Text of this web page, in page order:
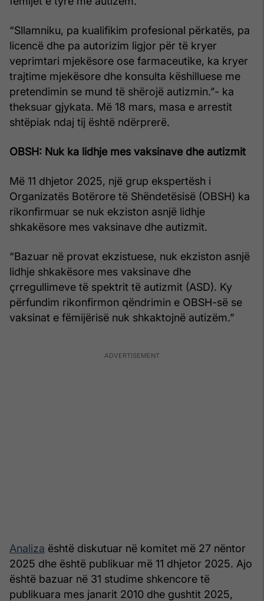
“Sllamniku, pa kualifikim profesional përkatës, pa
licencë dhe pa autorizim ligjor për të kryer
veprimtari mjekësore ose farmaceutike, ka kryer
trajtime mjekësore dhe konsulta këshilluese me
pretendimin se mund të shërojë autizmin.”- ka
theksuar gjykata. Më 18 mars, masa e arrestit
shtëpiak ndaj tij është ndërprerë.
OBSH: Nuk ka lidhje mes vaksinave dhe autizmit
Më 11 dhjetor 2025, një grup ekspertësh i
Organizatës Botërore të Shëndetësisë (OBSH) ka
rikonfirmuar se nuk ekziston asnjë lidhje
shkakësore mes vaksinave dhe autizmit.
“Bazuar në provat ekzistuese, nuk ekziston asnjë
lidhje shkakësore mes vaksinave dhe
çrregullimeve të spektrit të autizmit (ASD). Ky
përfundim rikonfirmon qëndrimin e OBSH-së se
vaksinat e fëmijërisë nuk shkaktojnë autizëm.”
Analiza është diskutuar në komitet më 27 nëntor
2025 dhe është publikuar më 11 dhjetor 2025. Ajo
është bazuar në 31 studime shkencore të
publikuara mes janarit 2010 dhe gushtit 2025,